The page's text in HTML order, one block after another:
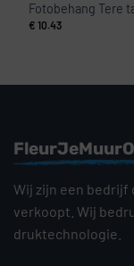
Fotobehang Tere
€ 10.43
Wij zijn een bedrijf
verkoopt. Wij
druktechnologie.